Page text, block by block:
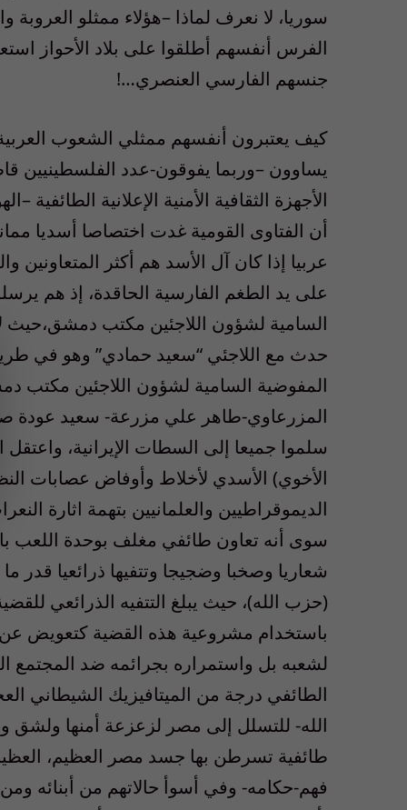
سوريا، لا نعرف لماذا –هؤلاء ممثلو
الفرس أنفسهم أطلقوا على بلاد الأحواز
جنسهم الفارسي العنصري…!
كيف يعتبرون أنفسهم ممثلي الشعوب
يساوون –وربما يفوقون-عدد الفلسطينيين
الأجهزة الثقافية الأمنية الإعلانية
أن الفتاوى القومية غدت اختصاصا أسديا
عربيا إذا كان آل الأسد هم أكثر المتعاونين
على يد الطغم الفارسية الحاقدة، إذ هم
السامية لشؤون اللاجئين مكتب دمشق،حيث
حدث مع اللاجئي “سعيد حمادي” وهو في
المفوضية السامية لشؤون اللاجئين
المزرعاوي-طاهر علي مزرعة- سعيد عودة
سلموا جميعا إلى السطات الإيرانية،
الأخوي) الأسدي لأخلاط وأوفاض عصابات
الديموقراطيين والعلمانيين بتهمة اثارة
سوى أنه تعاون طائفي مغلف بوحدة اللعب
شعاريا وصخبا وضجيجا وتتفيها ذرائعيا قدر
(حزب الله)، حيث يبلغ التتفيه الذرائعي
باستخدام مشروعية هذه القضية كتعويض عن
لشعبه بل واستمراره بجرائمه ضد المجتمع
الطائفي درجة من الميتافيزيك الشيطاني
الله- للتسلل إلى مصر لزعزعة أمنها ولشق
طائفية تسرطن بها جسد مصر العظيم،
فهم-حكامه- وفي أسوأ حالاتهم من أبنائه